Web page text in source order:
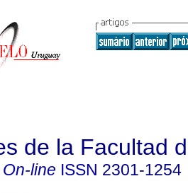
de la Facultad
line ISSN 2301-1254